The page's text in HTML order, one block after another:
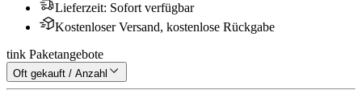
Lieferzeit: Sofort verfügbar
Kostenloser Versand, kostenlose Rückgabe
tink Paketangebote
Oft gekauft / Anzahl